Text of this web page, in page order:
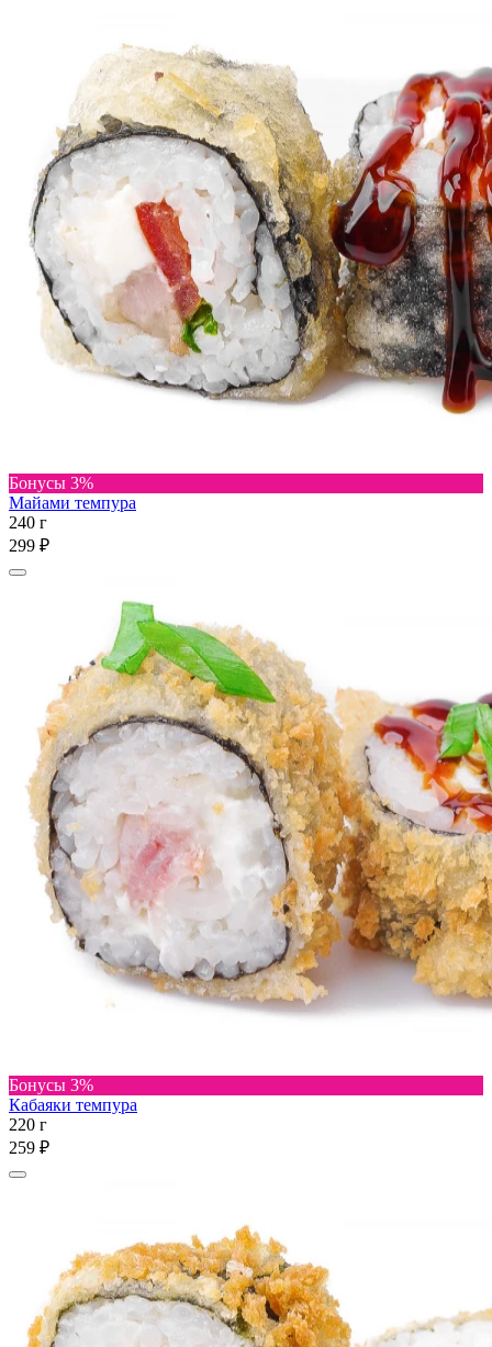
Бонусы 3%
Майами темпура
240 г
299 ₽
Бонусы 3%
Кабаяки темпура
220 г
259 ₽